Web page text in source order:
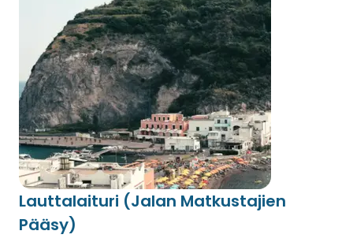
Lauttalaituri (Jalan Matkustajien
Pääsy)